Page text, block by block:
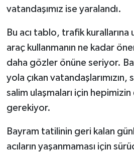
vatandaşımız ise yaralandı.
Bu acı tablo, trafik kurallarına
araç kullanmanın ne kadar
daha gözler önüne seriyor.
yola çıkan
salim ulaşmaları için hepimizin
gerekiyor.
Bayram tatilinin geri kalan
acıların yaşanmaması için
YAŞAM